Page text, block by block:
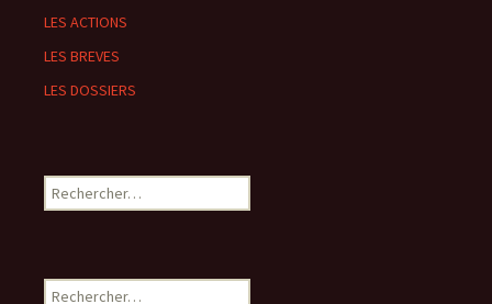
LES ACTIONS
LES BREVES
LES DOSSIERS
Rechercher :
Rechercher :